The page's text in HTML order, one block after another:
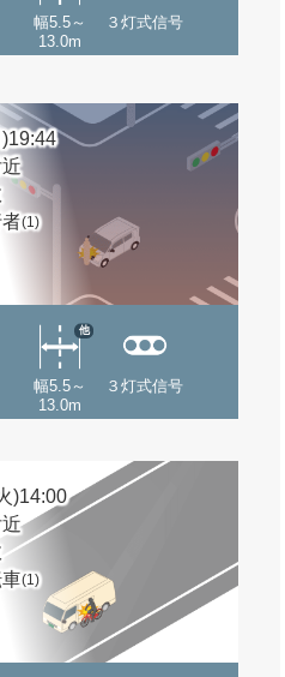
幅5.5～
13.0m
３灯式信号
(1)
幅5.5～
13.0m
他
３灯式信号
)14:00
(1)